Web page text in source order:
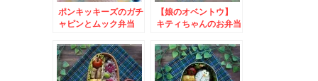
ポンキッキーズのガチ
ャピンとムック弁当
【娘のオベントウ】
キティちゃんのお弁当